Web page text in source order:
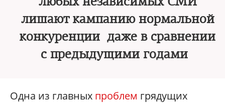
лишают кампанию нормальной
конкуренции даже в сравнении
с предыдущими годами
Одна из главных проблем грядущих